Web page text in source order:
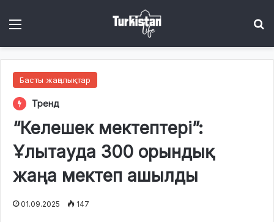
Басты жаңалықтар
Тренд
“Келешек мектептері”:
Ұлытауда 300 орындық
жаңа мектеп ашылды
01.09.2025 147